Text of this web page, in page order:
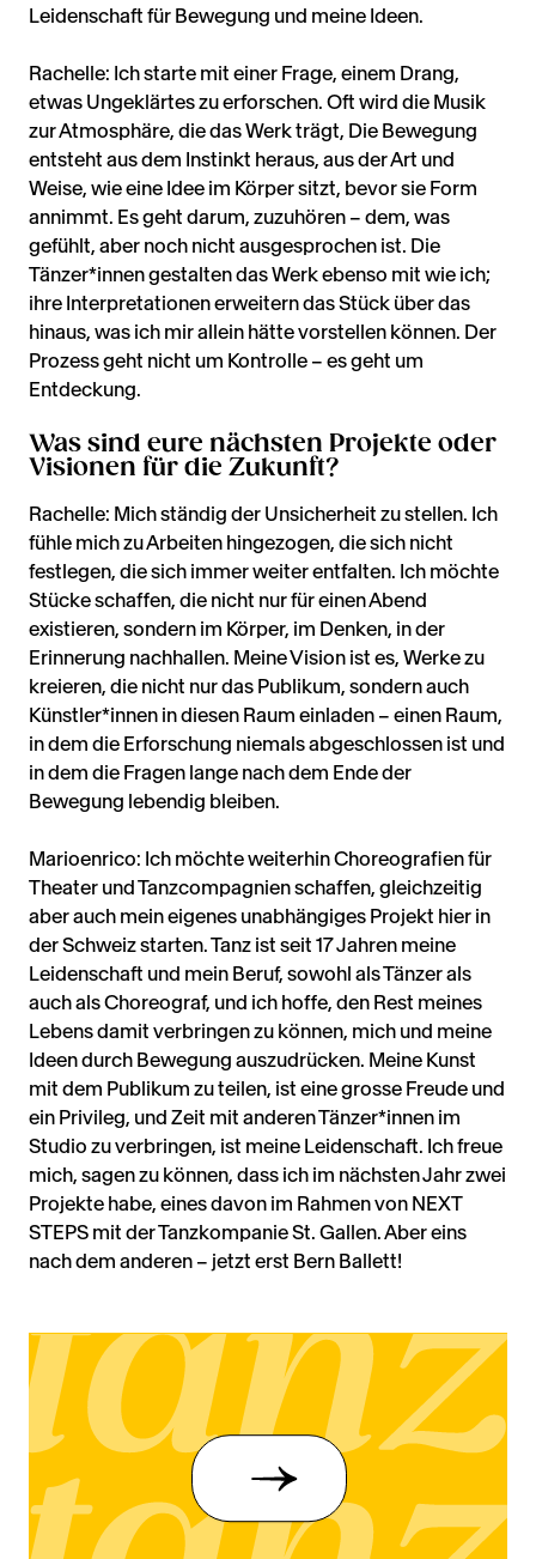
Leidenschaft für Bewegung und meine Ideen.
Rachelle: Ich starte mit einer Frage, einem Drang,
etwas Ungeklärtes zu erforschen. Oft wird die Musik
zur Atmosphäre, die das Werk trägt, Die Bewegung
entsteht aus dem Instinkt heraus, aus der Art und
Weise, wie eine Idee im Körper sitzt, bevor sie Form
annimmt. Es geht darum, zuzuhören – dem, was
gefühlt, aber noch nicht ausgesprochen ist. Die
Tänzer*innen gestalten das Werk ebenso mit wie ich;
ihre Interpretationen erweitern das Stück über das
hinaus, was ich mir allein hätte vorstellen können. Der
Prozess geht nicht um Kontrolle – es geht um
Entdeckung.
Was sind eure nächsten Projekte oder
Visionen für die Zukunft?
Rachelle: Mich ständig der Unsicherheit zu stellen. Ich
fühle mich zu Arbeiten hingezogen, die sich nicht
festlegen, die sich immer weiter entfalten. Ich möchte
Stücke schaffen, die nicht nur für einen Abend
existieren, sondern im Körper, im Denken, in der
Erinnerung nachhallen. Meine Vision ist es, Werke zu
kreieren, die nicht nur das Publikum, sondern auch
Künstler*innen in diesen Raum einladen – einen Raum,
in dem die Erforschung niemals abgeschlossen ist und
in dem die Fragen lange nach dem Ende der
Bewegung lebendig bleiben.
Marioenrico: Ich möchte weiterhin Choreografien für
Theater und Tanzcompagnien schaffen, gleichzeitig
aber auch mein eigenes unabhängiges Projekt hier in
der Schweiz starten. Tanz ist seit 17 Jahren meine
Leidenschaft und mein Beruf, sowohl als Tänzer als
auch als Choreograf, und ich hoffe, den Rest meines
Lebens damit verbringen zu können, mich und meine
Ideen durch Bewegung auszudrücken. Meine Kunst
mit dem Publikum zu teilen, ist eine grosse Freude und
ein Privileg, und Zeit mit anderen Tänzer*innen im
Studio zu verbringen, ist meine Leidenschaft. Ich freue
mich, sagen zu können, dass ich im nächsten Jahr zwei
Projekte habe, eines davon im Rahmen von NEXT
STEPS mit der Tanzkompanie St. Gallen. Aber eins
nach dem anderen – jetzt erst Bern Ballett!